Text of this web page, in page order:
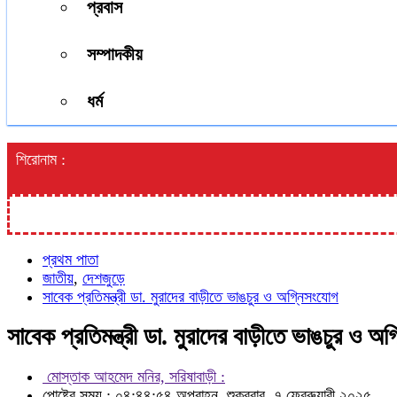
প্রবাস
সম্পাদকীয়
ধর্ম
শিরোনাম :
প্রথম পাতা
জাতীয়, দেশজুড়ে
সাবেক প্রতিমন্ত্রী ডা. মুরাদের বাড়ীতে ভাঙচুর ও অগ্নিসংযোগ
সাবেক প্রতিমন্ত্রী ডা. মুরাদের বাড়ীতে ভাঙচুর ও
মোস্তাক আহমেদ মনির, সরিষাবাড়ী :